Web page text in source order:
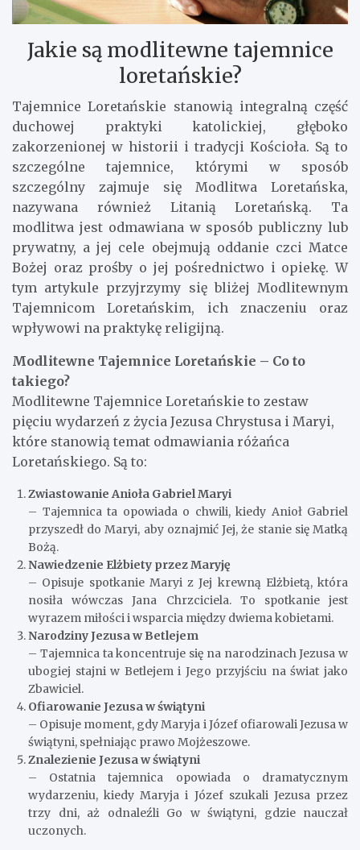
Jakie są modlitewne tajemnice
loretańskie?
Tajemnice Loretańskie stanowią integralną część
duchowej praktyki katolickiej, głęboko
zakorzenionej w historii i tradycji Kościoła. Są to
szczególne tajemnice, którymi w sposób
szczególny zajmuje się Modlitwa Loretańska,
nazywana również Litanią Loretańską. Ta
modlitwa jest odmawiana w sposób publiczny lub
prywatny, a jej cele obejmują oddanie czci Matce
Bożej oraz prośby o jej pośrednictwo i opiekę. W
tym artykule przyjrzymy się bliżej Modlitewnym
Tajemnicom Loretańskim, ich znaczeniu oraz
wpływowi na praktykę religijną.
Modlitewne Tajemnice Loretańskie – Co to
takiego?
Modlitewne Tajemnice Loretańskie to zestaw
pięciu wydarzeń z życia Jezusa Chrystusa i Maryi,
które stanowią temat odmawiania różańca
Loretańskiego. Są to:
Zwiastowanie Anioła Gabriel Maryi
– Tajemnica ta opowiada o chwili, kiedy Anioł Gabriel
przyszedł do Maryi, aby oznajmić Jej, że stanie się Matką
Bożą.
Nawiedzenie Elżbiety przez Maryję
– Opisuje spotkanie Maryi z Jej krewną Elżbietą, która
nosiła wówczas Jana Chrzciciela. To spotkanie jest
wyrazem miłości i wsparcia między dwiema kobietami.
Narodziny Jezusa w Betlejem
– Tajemnica ta koncentruje się na narodzinach Jezusa w
ubogiej stajni w Betlejem i Jego przyjściu na świat jako
Zbawiciel.
Ofiarowanie Jezusa w świątyni
– Opisuje moment, gdy Maryja i Józef ofiarowali Jezusa w
świątyni, spełniając prawo Mojżeszowe.
Znalezienie Jezusa w świątyni
– Ostatnia tajemnica opowiada o dramatycznym
wydarzeniu, kiedy Maryja i Józef szukali Jezusa przez
trzy dni, aż odnaleźli Go w świątyni, gdzie nauczał
uczonych.